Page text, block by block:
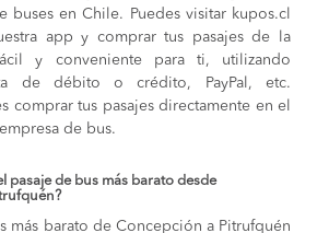
buses en Chile. Puedes visitar kupos.cl
app y comprar tus pasajes de la
y conveniente para ti, utilizando
de débito o crédito, PayPal, etc.
comprar tus pasajes directamente en el
de bus.
pasaje de bus más barato desde
más barato de Concepción a Pitrufquén